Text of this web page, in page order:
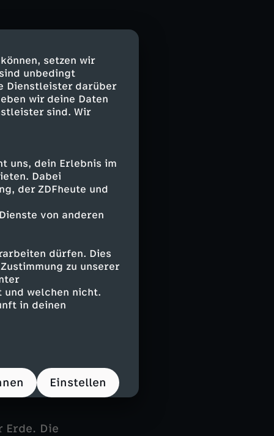
setzen wir
unbedingt
Dienstleister darüber
wir deine Daten
sind. Wir
uns, dein Erlebnis im
Dabei
der ZDFheute und
von anderen
dürfen. Dies
zu unserer
und welchen nicht.
in deinen
Einstellen
mit über
von La
Zwischen
im
spiegeln
und umfasst
Einst
Welt an –
leben.
die
Erde. Die